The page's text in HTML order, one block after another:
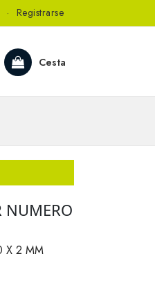
· Registrarse
Cesta
NUMERO
X 2 MM